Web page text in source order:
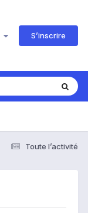
S’inscrire
Toute l’activité